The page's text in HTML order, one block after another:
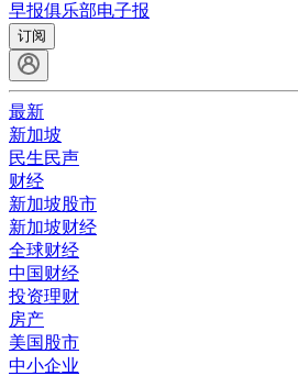
早报俱乐部电子报
订阅
最新
新加坡
民生民声
财经
新加坡股市
新加坡财经
全球财经
中国财经
投资理财
房产
美国股市
中小企业